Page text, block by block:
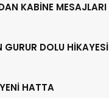
KABİNE MESAJLARI
GURUR DOLU HİKAYESİ
HATTA